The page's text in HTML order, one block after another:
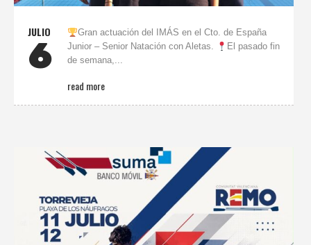
JULIO
6
Gran actuación del IMÁS en el Cto. de España
Junior – Senior Natación con Aletas.
El pasado fin
de semana,...
read more